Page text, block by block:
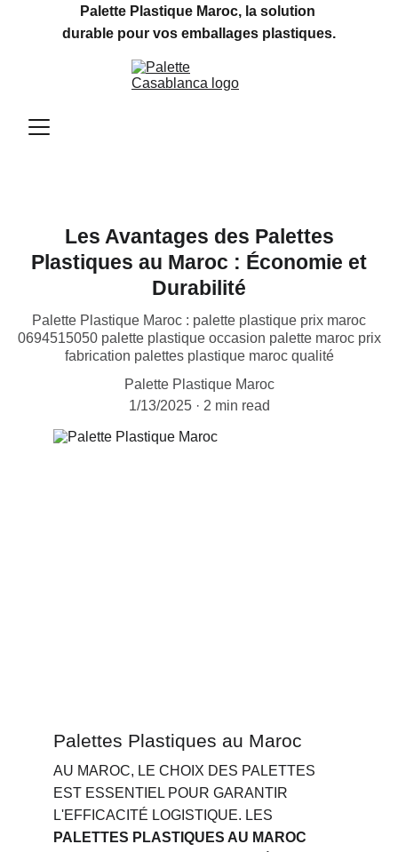
Palette Plastique Maroc, la solution
durable pour vos emballages plastiques.
Les Avantages des Palettes
Plastiques au Maroc : Économie et
Durabilité
Palette Plastique Maroc : palette plastique prix maroc
0694515050 palette plastique occasion palette maroc prix
fabrication palettes plastique maroc qualité
Palette Plastique Maroc
1/13/2025
2 min read
Palettes Plastiques au Maroc
AU MAROC, LE CHOIX DES PALETTES
EST ESSENTIEL POUR GARANTIR
L'EFFICACITÉ LOGISTIQUE. LES
PALETTES PLASTIQUES AU MAROC